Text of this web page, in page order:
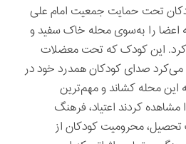
از کودکان تحت حمایت جمعیت امام علی
اعضا را به‌سوی محله خاک سفید و
کرد. این کودک که تحت معضلات
می‌کرد صدای کودکان همدرد خود در
این محله کشاند و مهم‌ترین
کردند اعتیاد، فرهنگ
تحصیل، محرومیت کودکان از